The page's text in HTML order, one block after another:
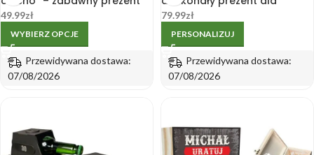
na Walentynki, urodziny dla
49.99zł
WYBIERZ OPCJE
Przewidywana dostawa:
07/08/2026
mężczyzny
79.99zł
PERSONALIZUJ
Przewidywana dostawa:
07/08/2026